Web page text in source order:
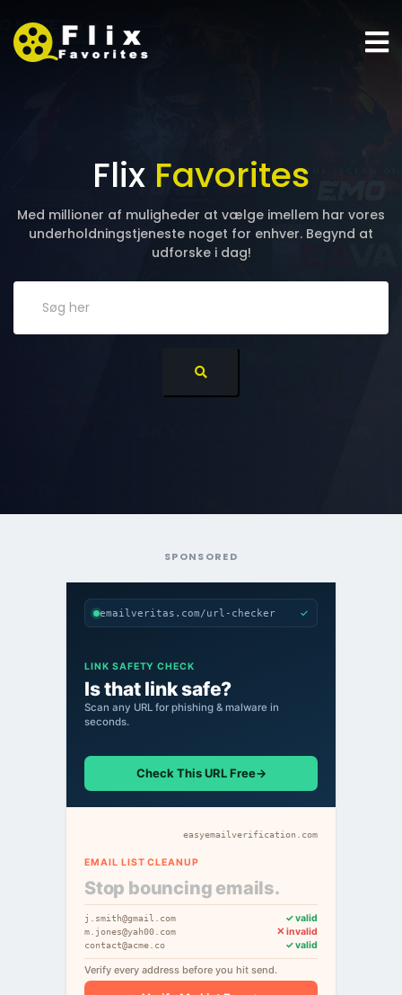
Flix Favorites
Med millioner af muligheder at vælge imellem har vores
underholdningstjeneste noget for enhver. Begynd at
udforske i dag!
SPONSORED
emailveritas.com/url-checker ✓
LINK SAFETY CHECK
Is that link safe?
Scan any URL for phishing & malware in
seconds.
Check This URL Free→
easyemailverification.com
EMAIL LIST CLEANUP
Stop bouncing emails.
j.smith@gmail.com ✓ valid
m.jones@yah00.com ✕ invalid
contact@acme.co ✓ valid
Verify every address before you hit send.